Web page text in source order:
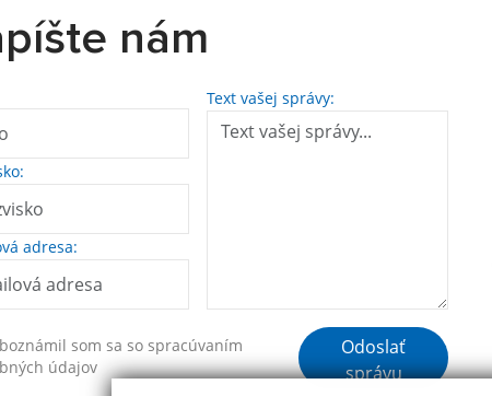
nám
adresa:
Text vašej správy:
som sa so spracúvaním
údajov
Odoslať
správu